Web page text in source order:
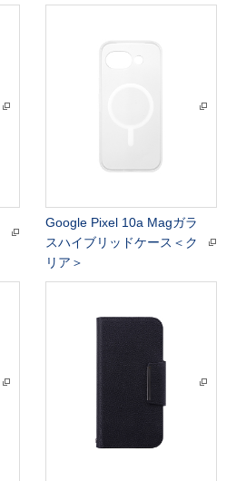
Google Pixel 10a Magガラ
スハイブリッドケース＜ク
リア＞